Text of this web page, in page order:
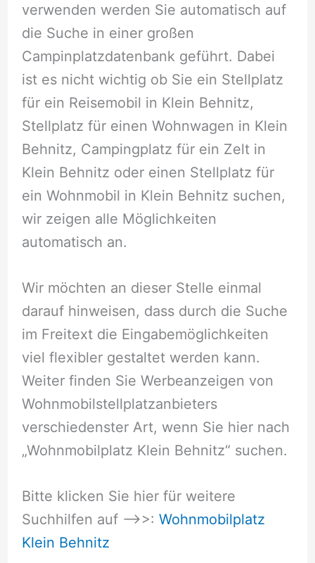
verwenden werden Sie automatisch auf
die Suche in einer großen
Campinplatzdatenbank geführt. Dabei
ist es nicht wichtig ob Sie ein Stellplatz
für ein Reisemobil in Klein Behnitz,
Stellplatz für einen Wohnwagen in Klein
Behnitz, Campingplatz für ein Zelt in
Klein Behnitz oder einen Stellplatz für
ein Wohnmobil in Klein Behnitz suchen,
wir zeigen alle Möglichkeiten
automatisch an.
Wir möchten an dieser Stelle einmal
darauf hinweisen, dass durch die Suche
im Freitext die Eingabemöglichkeiten
viel flexibler gestaltet werden kann.
Weiter finden Sie Werbeanzeigen von
Wohnmobilstellplatzanbieters
verschiedenster Art, wenn Sie hier nach
„Wohnmobilplatz Klein Behnitz“ suchen.
Bitte klicken Sie hier für weitere
Suchhilfen auf –>>: Wohnmobilplatz
Klein Behnitz